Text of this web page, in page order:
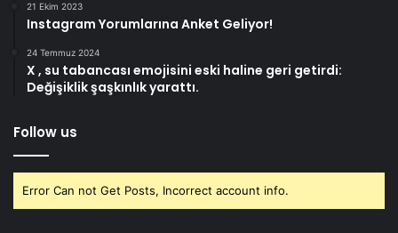
21 Ekim 2023
Instagram Yorumlarına Anket Geliyor!
24 Temmuz 2024
X , su tabancası emojisini eski haline geri getirdi:
Değişiklik şaşkınlık yarattı.
Follow us
Error Can not Get Posts, Incorrect account info.